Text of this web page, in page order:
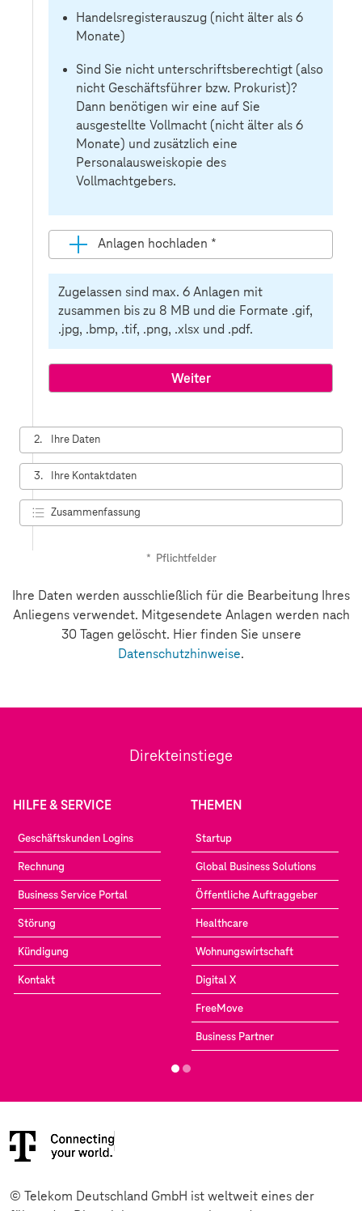
Handelsregisterauszug (nicht älter als 6
Monate)
Sind Sie nicht unterschriftsberechtigt (also
nicht Geschäftsführer bzw. Prokurist)?
Dann benötigen wir eine auf Sie
ausgestellte Vollmacht (nicht älter als 6
Monate) und zusätzlich eine
Personalausweiskopie des
Vollmachtgebers.
Anlagen hochladen *
Zugelassen sind max. 6 Anlagen mit
zusammen bis zu 8 MB und die Formate .gif,
.jpg, .bmp, .tif, .png, .xlsx und .pdf.
2. Ihre Daten
3. Ihre Kontaktdaten
4.
Zusammenfassung
* Pflichtfelder
Ihre Daten werden ausschließlich für die Bearbeitung Ihres
Anliegens verwendet. Mitgesendete Anlagen werden nach
30 Tagen gelöscht. Hier finden Sie unsere
Datenschutzhinweise.
Direkteinstiege
HILFE & SERVICE
Geschäftskunden Logins
Rechnung
Business Service Portal
Störung
Kündigung
Kontakt
THEMEN
Startup
Global Business Solutions
Öffentliche Auftraggeber
Healthcare
Wohnungswirtschaft
Digital X
FreeMove
Business Partner
© Telekom Deutschland GmbH ist weltweit eines der